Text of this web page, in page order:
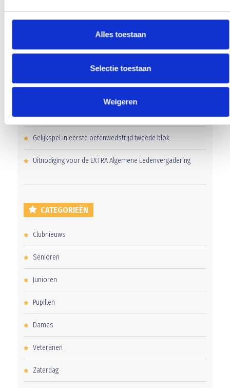
Alles toestaan
Selectie toestaan
Weigeren
RECENT NIEUWS
‘Méér kansen voor de eigen jeugd’
Overwinning op Mierlo Hout
Gelijkspel in eerste oefenwedstrijd tweede blok
Uitnodiging voor de EXTRA Algemene Ledenvergadering
CATEGORIEËN
Clubnieuws
Senioren
Junioren
Pupillen
Dames
Veteranen
Zaterdag